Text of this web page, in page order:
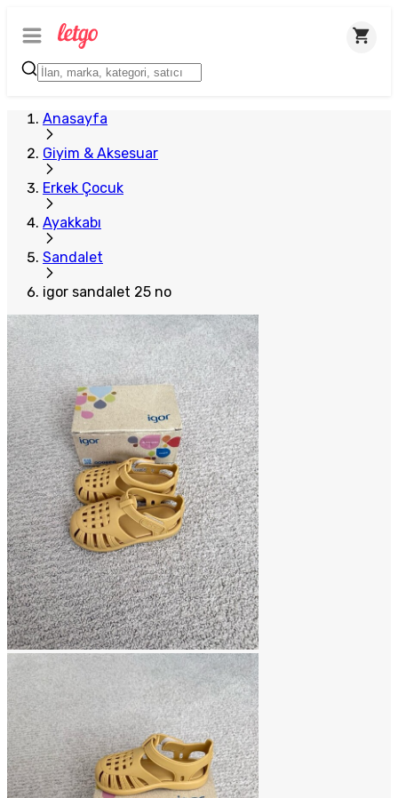
Anasayfa
Giyim & Aksesuar
Erkek Çocuk
Ayakkabı
Sandalet
igor sandalet 25 no